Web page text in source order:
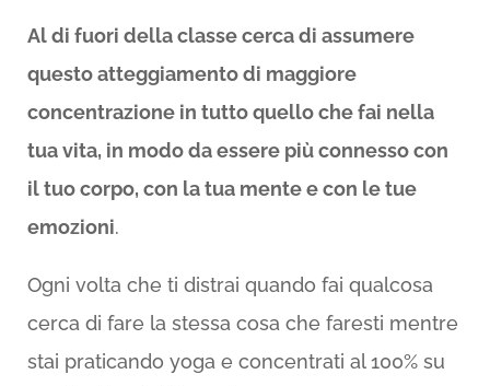
Al di fuori della classe cerca di assumere
questo atteggiamento di maggiore
concentrazione in tutto quello che fai nella
tua vita, in modo da essere più connesso con
il tuo corpo, con la tua mente e con le tue
emozioni.
Ogni volta che ti distrai quando fai qualcosa
cerca di fare la stessa cosa che faresti mentre
stai praticando yoga e concentrati al 100% su